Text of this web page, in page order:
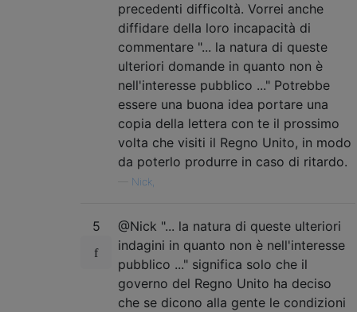
precedenti difficoltà. Vorrei anche
diffidare della loro incapacità di
commentare "... la natura di queste
ulteriori domande in quanto non è
nell'interesse pubblico ..." Potrebbe
essere una buona idea portare una
copia della lettera con te il prossimo
volta che visiti il ​​Regno Unito, in modo
da poterlo produrre in caso di ritardo.
Nick,
5
@Nick "... la natura di queste ulteriori
indagini in quanto non è nell'interesse
pubblico ..." significa solo che il
governo del Regno Unito ha deciso
che se dicono alla gente le condizioni